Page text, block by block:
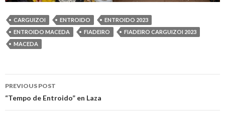
CARGUIZOI ENTROIDO
ENTROIDO 2023
ENTROIDO MACEDA
FIADEIRO
FIADEIRO CARGUIZOI 2023
MACEDA
navigation
PREVIOUS POST
“Tempo de Entroido” en Laza